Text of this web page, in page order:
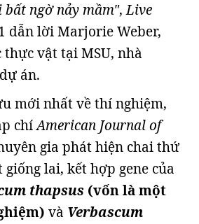
bất ngờ nảy mầm",Live
dẫn lời Marjorie Weber,
thực vật tại MSU, nhà
án.
mới nhất về thí nghiệm,
chíAmerican Journal of
gia phát hiện chai thứ
lai, kết hợp gene của
thapsus (vốn là một
và Verbascum